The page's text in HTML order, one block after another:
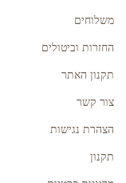
משלוחים
החזרות וביטולים
תקנון האתר
צור קשר
הצהרת נגישות
תקנון